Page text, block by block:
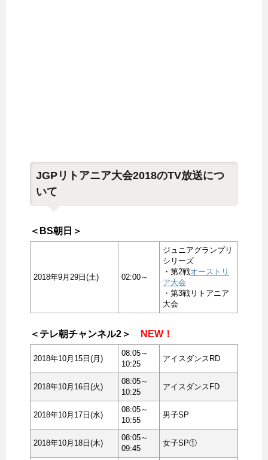
JGPリトアニア大会2018のTV放送につ
いて
＜BS朝日＞
2018年9月29日(土) 02:00～
ジュニアグランプリ
シリーズ
・第2戦オーストリ
ア大会
・第3戦リトアニア
大会
＜テレ朝チャンネル2＞ NEW！
2018年10月15日(月)
08:05～
10:25
アイスダンスRD
2018年10月16日(火)
08:05～
10:25
アイスダンスFD
2018年10月17日(水)
08:05～
10:55
男子SP
2018年10月18日(木)
08:05～
09:45
女子SP①